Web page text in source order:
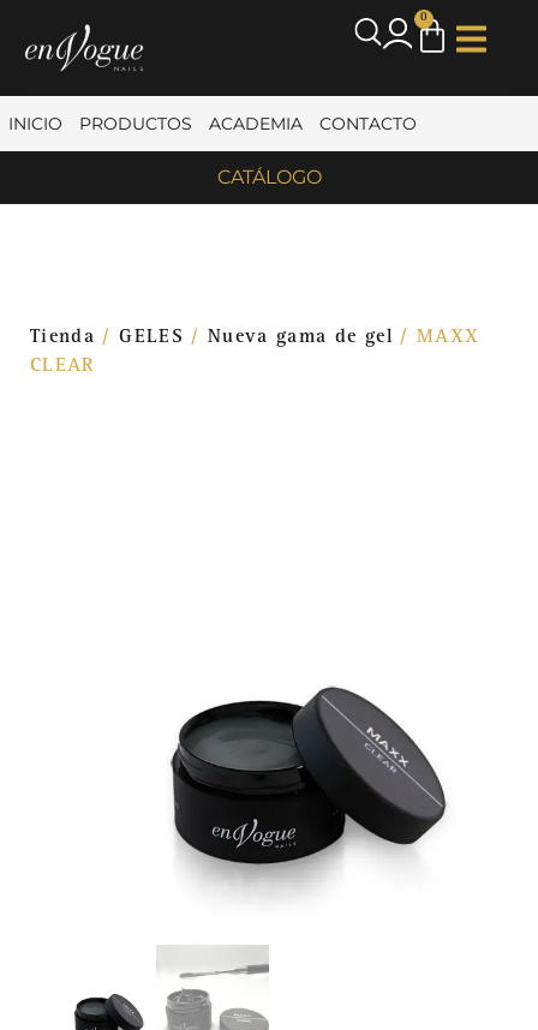
0
INICIO PRODUCTOS ACADEMIA CONTACTO
CATÁLOGO
Tienda /GELES / Nueva gama de gel/ MAXX
CLEAR